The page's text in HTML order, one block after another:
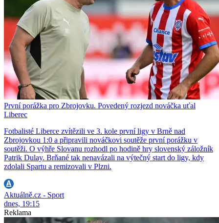
První porážka pro Zbrojovku. Povedený rozjezd nováčka uťal
Liberec
Fotbalisté Liberce zvítězili ve 3. kole první ligy v Brně nad
Zbrojovkou 1:0 a připravili nováčkovi soutěže první porážku v
soutěži. O výhře Slovanu rozhodl po hodině hry slovenský záložník
Patrik Dulay. Brňané tak nenavázali na výtečný start do ligy, kdy
zdolali Spartu a remizovali v Plzni.
Aktuálně.cz - Sport
dnes, 19:15
Reklama